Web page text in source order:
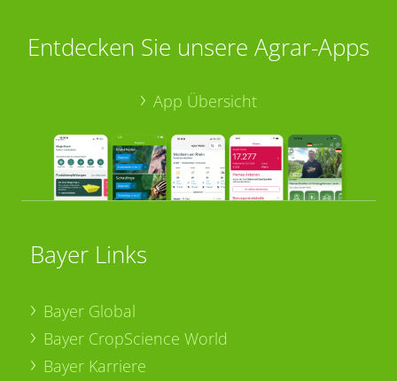
Entdecken Sie unsere Agrar-Apps
App Übersicht
Bayer Links
Bayer Global
Bayer CropScience World
Bayer Karriere